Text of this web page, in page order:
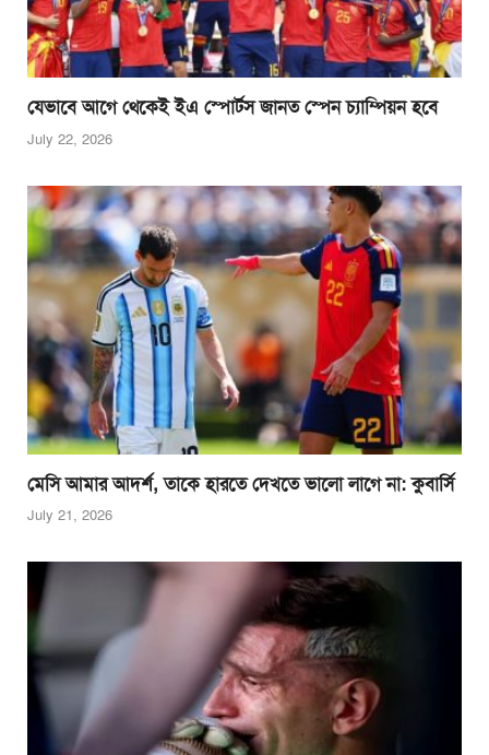
যেভাবে আগে থেকেই ইএ স্পোর্টস জানত স্পেন চ্যাম্পিয়ন হবে
July 22, 2026
মেসি আমার আদর্শ, তাকে হারতে দেখতে ভালো লাগে না: কুবার্সি
July 21, 2026